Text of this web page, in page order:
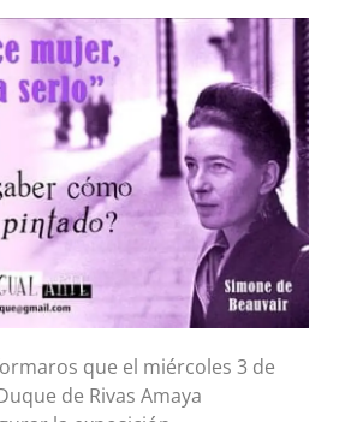
que el miércoles 3 de
de Rivas Amaya